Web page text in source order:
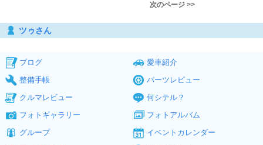
次のページ >>
ツゥさん
ブログ
愛車紹介
整備手帳
パーツレビュー
クルマレビュー
何シテル？
フォトギャラリー
フォトアルバム
グループ
イベントカレンダー